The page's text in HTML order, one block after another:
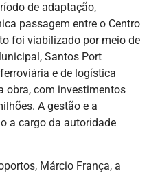
de adaptação,
passagem entre o Centro
foi viabilizado por meio de
Santos Port
e de logística
obra, com investimentos
A gestão e a
a cargo da autoridade
Márcio França, a